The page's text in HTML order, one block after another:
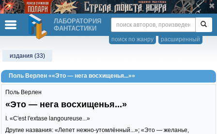
ЛАБОРАТОРИЯ
ФАНТАСТИКИ
расширенный
поиск по жанру
издания (33)
Поль Верлен ««Это — нега восхищенья...»»
Поль Верлен
«Это — нега восхищенья...»
I. «C'est l'extase langoureuse...»
Другие названия: «Лепет нежно-утомлённый...»; «Это — желанье,